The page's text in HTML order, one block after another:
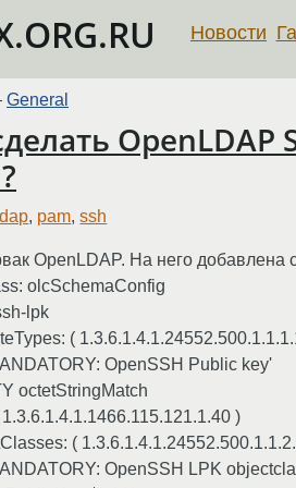
Новости
General
, pam,ssh
OpenLDAP. На него
olcSchemaConfig
lpk
(
OpenSSH Public key'
octetStringMatch
)
(
OpenSSH LPK